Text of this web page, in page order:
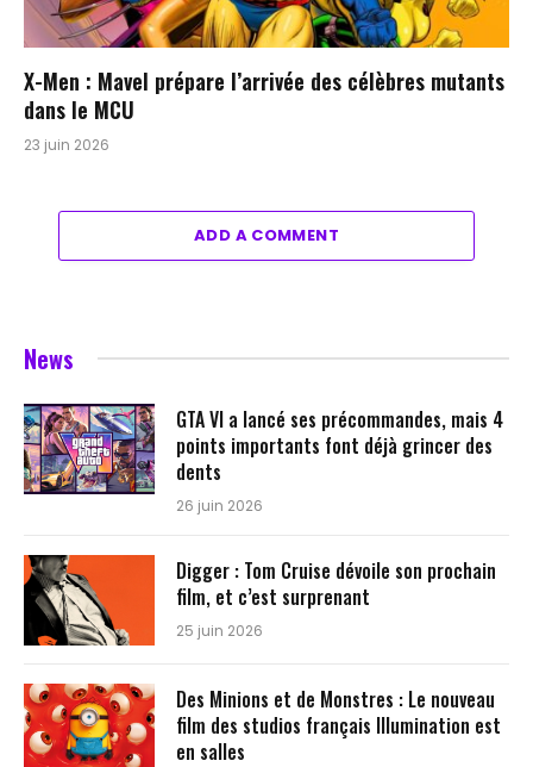
X-Men : Mavel prépare l’arrivée des célèbres mutants
dans le MCU
23 juin 2026
ADD A COMMENT
News
GTA VI a lancé ses précommandes, mais 4
points importants font déjà grincer des
dents
26 juin 2026
Digger : Tom Cruise dévoile son prochain
film, et c’est surprenant
25 juin 2026
Des Minions et de Monstres : Le nouveau
film des studios français Illumination est
en salles